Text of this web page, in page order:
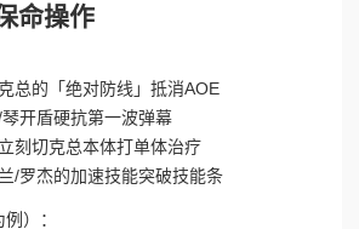
命操作
总的「绝对防线」抵消AOE
开盾硬抗第一波弹幕
刻切克总本体打单体治疗
/罗杰的加速技能突破技能条
）：